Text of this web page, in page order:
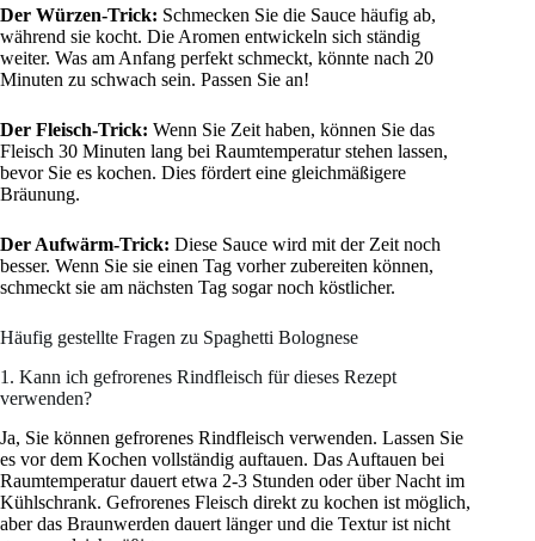
Der Würzen-Trick: Schmecken Sie die Sauce häufig ab,
während sie kocht. Die Aromen entwickeln sich ständig
weiter. Was am Anfang perfekt schmeckt, könnte nach 20
Minuten zu schwach sein. Passen Sie an!
Der Fleisch-Trick: Wenn Sie Zeit haben, können Sie das
Fleisch 30 Minuten lang bei Raumtemperatur stehen lassen,
bevor Sie es kochen. Dies fördert eine gleichmäßigere
Bräunung.
Der Aufwärm-Trick: Diese Sauce wird mit der Zeit noch
besser. Wenn Sie sie einen Tag vorher zubereiten können,
schmeckt sie am nächsten Tag sogar noch köstlicher.
Häufig gestellte Fragen zu Spaghetti Bolognese
1. Kann ich gefrorenes Rindfleisch für dieses Rezept
verwenden?
Ja, Sie können gefrorenes Rindfleisch verwenden. Lassen Sie
es vor dem Kochen vollständig auftauen. Das Auftauen bei
Raumtemperatur dauert etwa 2-3 Stunden oder über Nacht im
Kühlschrank. Gefrorenes Fleisch direkt zu kochen ist möglich,
aber das Braunwerden dauert länger und die Textur ist nicht